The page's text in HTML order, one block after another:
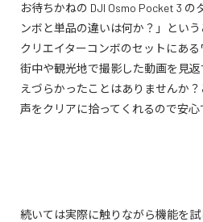
お待ちかねの DJI Osmo Pocket 3
ンボと単品の違いは何か？」とい
クリエイターコンボのセットにある
街中や観光地で撮影した動画を見
えづらかったことはありませんか
声をクリアに拾ってくれるので安心
続いては実際に触りながら機能を